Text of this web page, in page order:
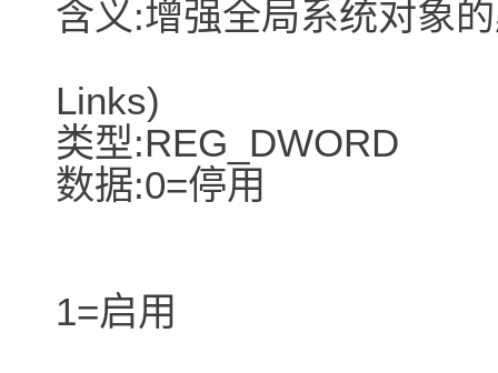
含义:增强全局系统对象
Links)
类型:REG_DWORD
数据:0=停用
1=启用